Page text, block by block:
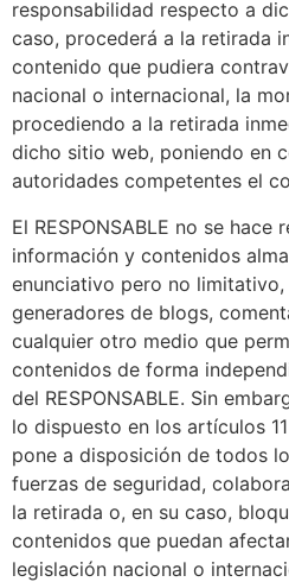
responsabilidad respecto a
caso, procederá a la retirada
contenido que pudiera
nacional o internacional, la
procediendo a la retirada
dicho sitio web, poniendo en
autoridades competentes el
El RESPONSABLE no se hace
información y contenidos
enunciativo pero no limitativo,
generadores de blogs,
cualquier otro medio que
contenidos de forma
del RESPONSABLE. Sin
lo dispuesto en los artículos
pone a disposición de todos
fuerzas de seguridad,
la retirada o, en su caso,
contenidos que puedan
legislación nacional o